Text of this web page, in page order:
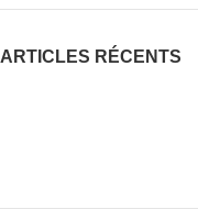
ARTICLES RÉCENTS